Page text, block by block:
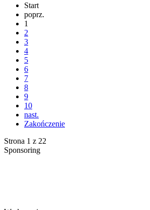
Start
poprz.
1
2
3
4
5
6
7
8
9
10
nast.
Zakończenie
Strona 1 z 22
Sponsoring